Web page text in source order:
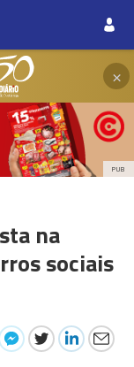
×
PUB
na
sociais